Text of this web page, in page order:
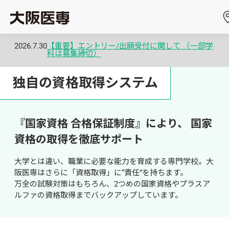
2026.7.30 【重要】エントリー/出願受付に関して （一部学
科は募集締切）
独自の資格取得システム
『国家資格 合格保証制度』により、 国家
資格の取得を徹底サポート
大学とは違い、職業に必要な能力を育成する専門学校。大
阪医専はさらに「資格取得」に“責任”を持ちます。
万全の試験対策はもちろん、2つめの国家資格やプラスア
ルファの資格取得までバックアップしています。